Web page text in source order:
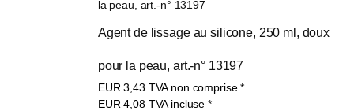
Agent de lissage au silicone, 250 ml, doux
pour la peau, art.-n° 13197
EUR3,43 TVA non comprise *
EUR4,08 TVA incluse *